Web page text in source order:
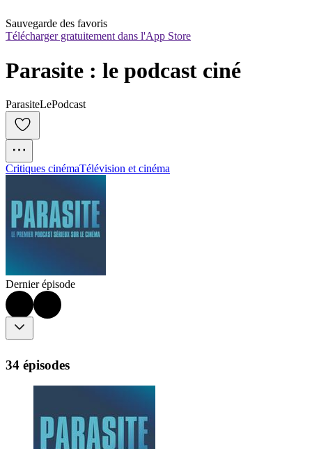
Sauvegarde des favoris
Télécharger gratuitement dans l'App Store
Parasite : le podcast ciné
ParasiteLePodcast
Critiques cinémaTélévision et cinéma
Dernier épisode
34 épisodes